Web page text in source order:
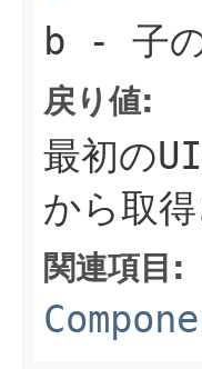
b - 子
戻り値:
最初の
から取
関連項目: